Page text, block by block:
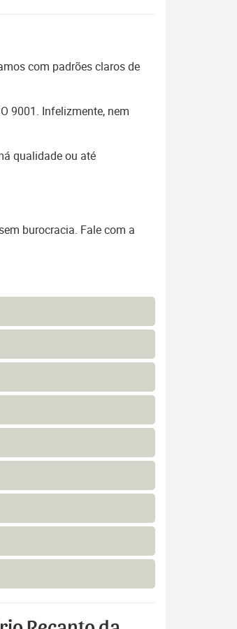
com padrões claros de
9001. Infelizmente, nem
qualidade ou até
burocracia. Fale com a